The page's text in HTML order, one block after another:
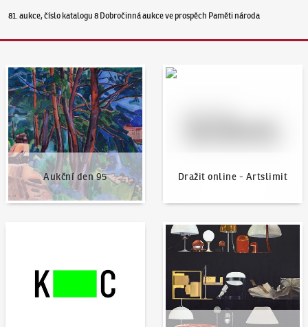
81. aukce, číslo katalogu 8 Dobročinná aukce ve prospěch Paměti národa
Aukční den 95
Aukční den 95
Dražit online - Artslimit
Dražit online - Artslimit
Aktuality